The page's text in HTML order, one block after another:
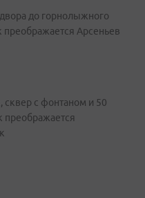
до горнолыжного
преображается Арсеньев
сквер с фонтаном и 50
преображается